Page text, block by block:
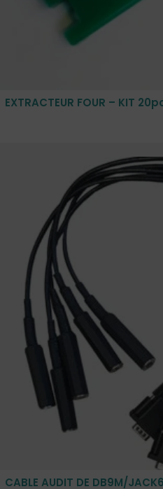
EXTRACTEUR FOUR – KIT
CABLE AUDIT DE DB9M/